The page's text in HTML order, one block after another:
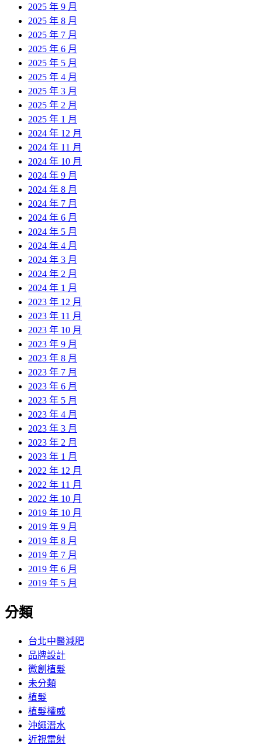
2025 年 9 月
2025 年 8 月
2025 年 7 月
2025 年 6 月
2025 年 5 月
2025 年 4 月
2025 年 3 月
2025 年 2 月
2025 年 1 月
2024 年 12 月
2024 年 11 月
2024 年 10 月
2024 年 9 月
2024 年 8 月
2024 年 7 月
2024 年 6 月
2024 年 5 月
2024 年 4 月
2024 年 3 月
2024 年 2 月
2024 年 1 月
2023 年 12 月
2023 年 11 月
2023 年 10 月
2023 年 9 月
2023 年 8 月
2023 年 7 月
2023 年 6 月
2023 年 5 月
2023 年 4 月
2023 年 3 月
2023 年 2 月
2023 年 1 月
2022 年 12 月
2022 年 11 月
2022 年 10 月
2019 年 10 月
2019 年 9 月
2019 年 8 月
2019 年 7 月
2019 年 6 月
2019 年 5 月
分類
台北中醫減肥
品牌設計
微創植髮
未分類
植髮
植髮權威
沖繩潛水
近視雷射